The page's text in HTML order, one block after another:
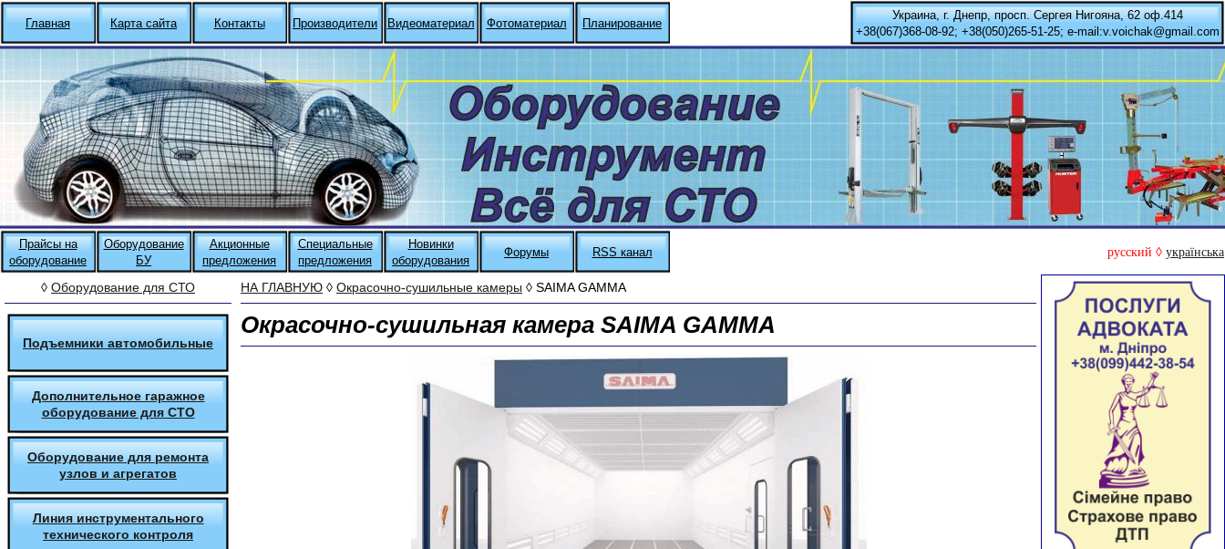
Главная Карта сайта Контакты Производители Видеоматериал Фотоматериал Планирование
Украина, г. Днепр, просп. Сергея Нигояна, 62 оф.414
+38(067)368-08-92; +38(050)265-51-25; e-mail:v.voichak@gmail.com
Прайсы на
оборудование
Оборудование
БУ
Акционные
предложения
Специальные
предложения
Новинки
оборудования
Форумы RSS канал русский ◊ українська
◊ Оборудование для СТО
Подъемники автомобильные
Дополнительное гаражное
оборудование для СТО
Оборудование для ремонта
узлов и агрегатов
Линия инструментального
технического контроля
НА ГЛАВНУЮ ◊ Окрасочно-сушильные камеры ◊ SAIMA GAMMA
Окрасочно-сушильная камера SAIMA GAMMA